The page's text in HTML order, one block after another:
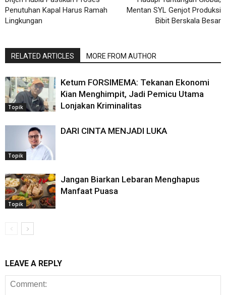
Penutuhan Kapal Harus Ramah
Lingkungan
Mentan SYL Genjot Produksi
Bibit Berskala Besar
RELATED ARTICLES MORE FROM AUTHOR
Topik
Ketum FORSIMEMA: Tekanan Ekonomi
Kian Menghimpit, Jadi Pemicu Utama
Lonjakan Kriminalitas
Topik
DARI CINTA MENJADI LUKA
Topik
Jangan Biarkan Lebaran Menghapus
Manfaat Puasa
LEAVE A REPLY